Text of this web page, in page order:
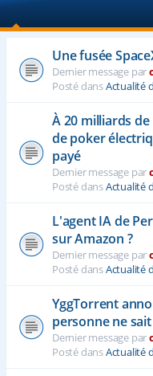
Une fusée
Dernier message par
Posté dansActualité
À 20 milliards
de poker
payé
Dernier message par
Posté dansActualité
L'agent IA de
sur Amazon ?
Dernier message par
Posté dansActualité
YggTorrent
personne ne
Dernier message par
Posté dansActualité